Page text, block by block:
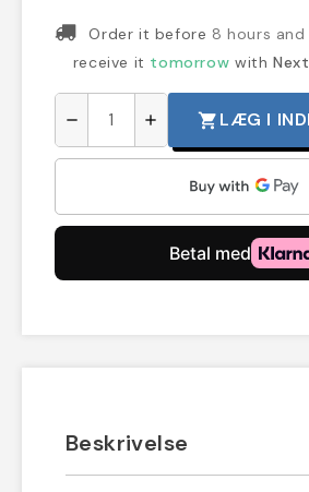
Order it before 8 hours
receive it tomorrow with
remove add shopping_cart LÆG I
Beskrivelse